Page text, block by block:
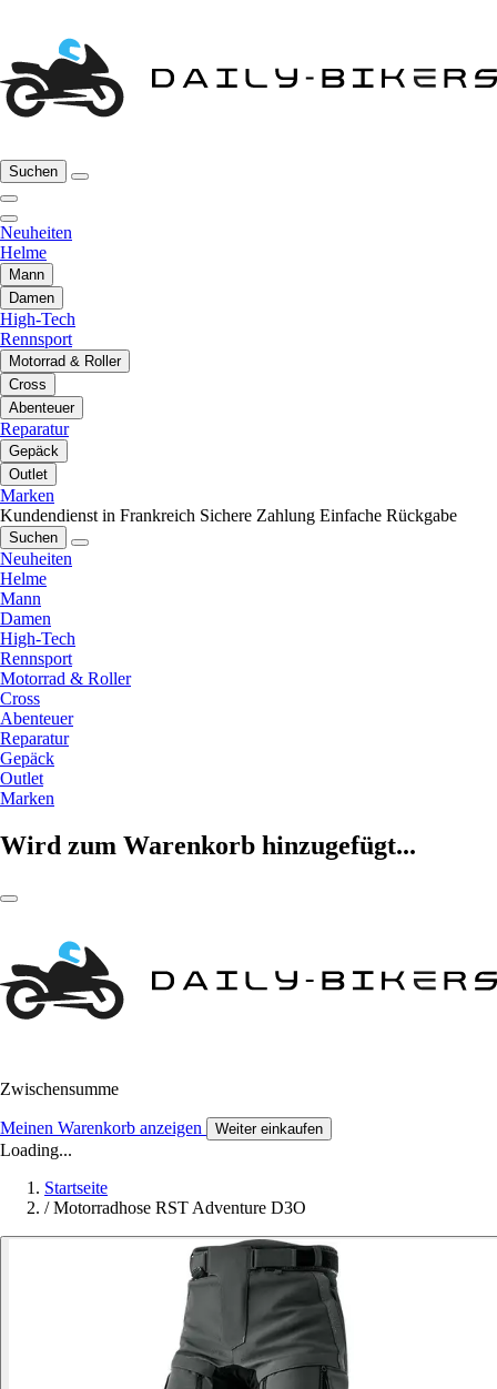
Suchen
Neuheiten
Helme
Mann
Damen
High-Tech
Rennsport
Motorrad & Roller
Cross
Abenteuer
Reparatur
Gepäck
Outlet
Marken
Kundendienst in Frankreich Sichere Zahlung Einfache Rückgabe
Suchen
Neuheiten
Helme
Mann
Damen
High-Tech
Rennsport
Motorrad & Roller
Cross
Abenteuer
Reparatur
Gepäck
Outlet
Marken
Wird zum Warenkorb hinzugefügt...
Zwischensumme
Meinen Warenkorb anzeigen Weiter einkaufen
Loading...
Startseite
/ Motorradhose RST Adventure D3O